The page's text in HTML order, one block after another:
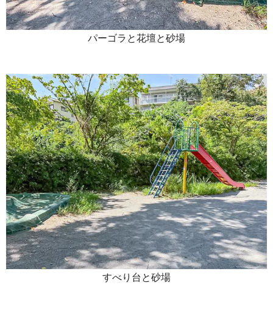
パーゴラと花壇と砂場
すべり台と砂場